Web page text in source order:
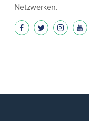
Netzwerken.